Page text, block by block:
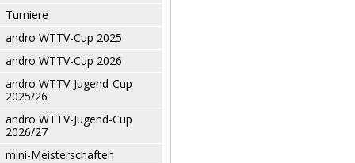
Turniere
andro WTTV-Cup 2025
andro WTTV-Cup 2026
andro WTTV-Jugend-Cup
2025/26
andro WTTV-Jugend-Cup
2026/27
mini-Meisterschaften